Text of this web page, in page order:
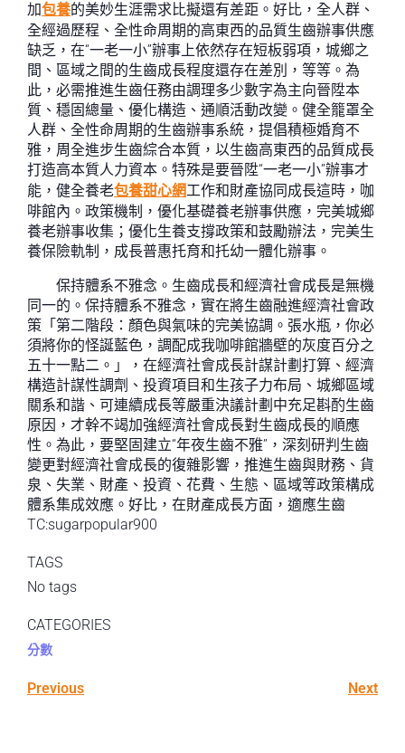
加包養的美妙生涯需求比擬還有差距。好比，全人群、
全經過歷程、全性命周期的高東西的品質生齒辦事供應
缺乏，在“一老一小”辦事上依然存在短板弱項，城鄉之
間、區域之間的生齒成長程度還存在差別，等等。為
此，必需推進生齒任務由調理多少數字為主向晉陞本
質、穩固總量、優化構造、通順活動改變。健全籠罩全
人群、全性命周期的生齒辦事系統，提倡積極婚育不
雅，周全進步生齒綜合本質，以生齒高東西的品質成長
打造高本質人力資本。特殊是要晉陞“一老一小”辦事才
能，健全養老包養甜心網工作和財產協同成長這時，咖
啡館內。政策機制，優化基礎養老辦事供應，完美城鄉
養老辦事收集；優化生養支撐政策和鼓勵辦法，完美生
養保險軌制，成長普惠托育和托幼一體化辦事。
保持體系不雅念。生齒成長和經濟社會成長是無機
同一的。保持體系不雅念，實在將生齒融進經濟社會政
策「第二階段：顏色與氣味的完美協調。張水瓶，你必
須將你的怪誕藍色，調配成我咖啡館牆壁的灰度百分之
五十一點二。」，在經濟社會成長計謀計劃打算、經濟
構造計謀性調劑、投資項目和生孩子力布局、城鄉區域
關系和諧、可連續成長等嚴重決議計劃中充足斟酌生齒
原因，才幹不竭加強經濟社會成長對生齒成長的順應
性。為此，要堅固建立“年夜生齒不雅”，深刻研判生齒
變更對經濟社會成長的復雜影響，推進生齒與財務、貨
泉、失業、財產、投資、花費、生態、區域等政策構成
體系集成效應。好比，在財產成長方面，適應生齒
TC:sugarpopular900
TAGS
No tags
CATEGORIES
分數
Previous Next